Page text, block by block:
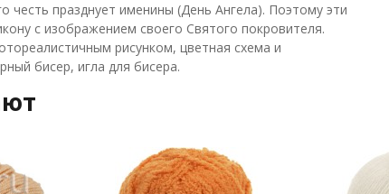
честь празднует именины (День Ангела). Поэтому эти
с изображением своего Святого покровителя.
рисунком, цветная схема и
бисер, игла для бисера.